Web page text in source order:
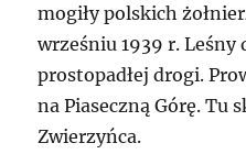
mogiły polskich
wrześniu 1939 r. Leśny
prostopadłej drogi.
na Piaseczną Górę. Tu
Zwierzyńca.